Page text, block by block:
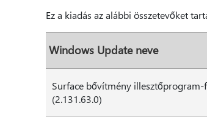
Ez a kiadás az alábbi összetevőket
Windows Update neve
Surface bővítmény illesztőprogram-
(2.131.63.0)